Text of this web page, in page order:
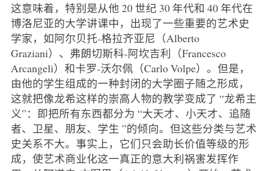
这意味着，特别是从他 20 世纪 30 年代和 40 年代在
博洛尼亚的大学讲课中，出现了一些重要的艺术史
学家，如阿尔贝托-格拉齐亚尼（Alberto
Graziani）、弗朗切斯科-阿坎吉利（Francesco
Arcangeli）和卡罗-沃尔佩（Carlo Volpe）。但是，
由他的学生组成的一种封闭的大学圈子随之形成，
这就把像龙希这样的崇高人物的教学变成了 “龙希主
义”：即把所有东西都分为 “大天才、小天才、追随
者、卫星、朋友、学生 ”的倾向。但这些分类与艺术
史关系不大。事实上，它们只会助长价值等级的形
成，使艺术商业化这一真正的意大利祸害发挥作